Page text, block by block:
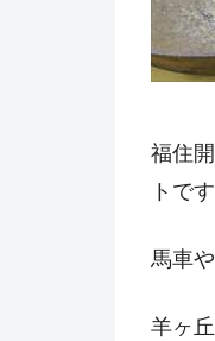
福住
トです
馬車
羊ヶ